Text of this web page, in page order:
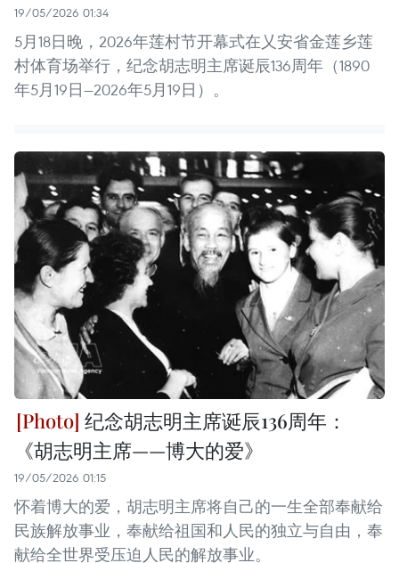
19/05/2026 01:34
5月18日晚，2026年莲村节开幕式在乂安省金莲乡莲
村体育场举行，纪念胡志明主席诞辰136周年（1890
年5月19日—2026年5月19日）。
纪念胡志明主席诞辰136周年：
《胡志明主席——博大的爱》
19/05/2026 01:15
怀着博大的爱，胡志明主席将自己的一生全部奉献给
民族解放事业，奉献给祖国和人民的独立与自由，奉
献给全世界受压迫人民的解放事业。